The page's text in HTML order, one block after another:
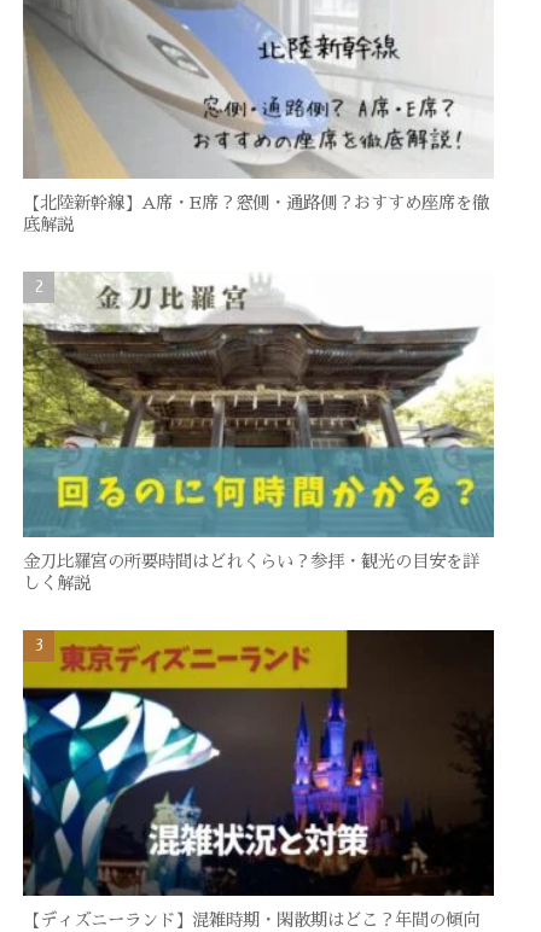
【北陸新幹線】A席・E席？窓側・通路側？おすすめ座席を徹
底解説
金刀比羅宮の所要時間はどれくらい？参拝・観光の目安を詳
しく解説
【ディズニーランド】混雑時期・閑散期はどこ？年間の傾向